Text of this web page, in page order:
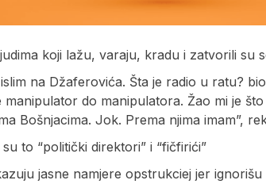
koji lažu, varaju, kradu i zatvorili su
na Džaferovića. Šta je radio u ratu?
manipulator do manipulatora. Žao mi je
Bošnjacima. Jok. Prema njima imam”,
to “politički direktori” i “fičfirići”
jasne namjere opstrukciej jer